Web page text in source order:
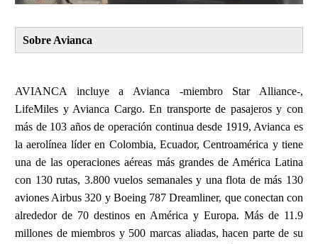
Sobre Avianca
AVIANCA incluye a Avianca -miembro Star Alliance-,
LifeMiles y Avianca Cargo. En transporte de pasajeros y con
más de 103 años de operación continua desde 1919, Avianca es
la aerolínea líder en Colombia, Ecuador, Centroamérica y tiene
una de las operaciones aéreas más grandes de América Latina
con 130 rutas, 3.800 vuelos semanales y una flota de más 130
aviones Airbus 320 y Boeing 787 Dreamliner, que conectan con
alrededor de 70 destinos en América y Europa. Más de 11.9
millones de miembros y 500 marcas aliadas, hacen parte de su